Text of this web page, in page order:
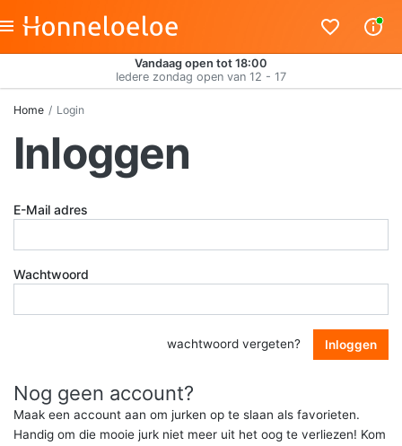
Vandaag open tot 18:00
Iedere zondag open van 12 - 17
Home Login
Inloggen
E-Mail adres
Wachtwoord
wachtwoord vergeten? Inloggen
Nog geen account?
Maak een account aan om jurken op te slaan als favorieten.
Handig om die mooie jurk niet meer uit het oog te verliezen! Kom